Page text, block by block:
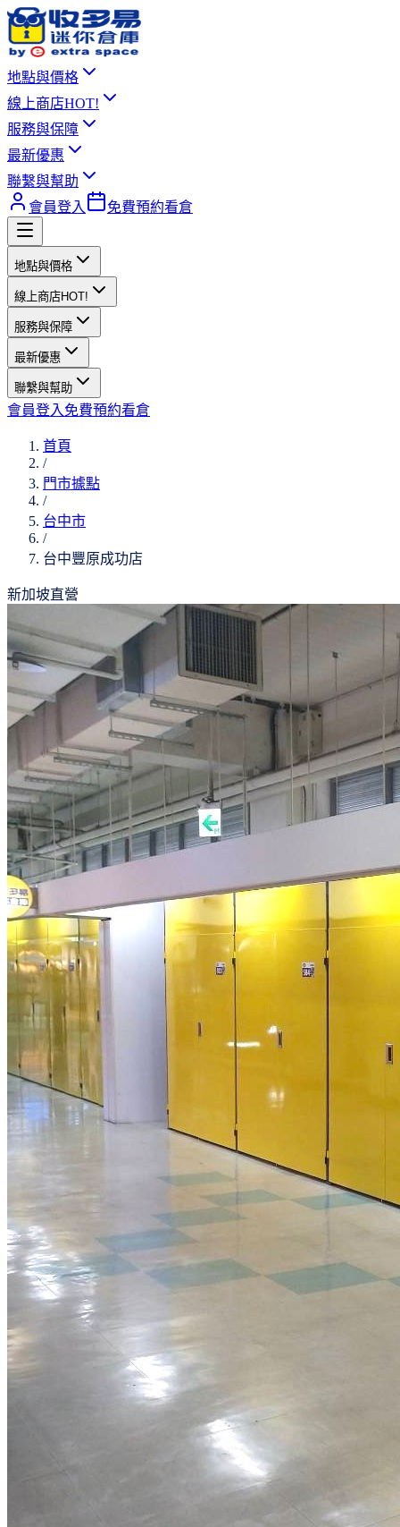
地點與價格
線上商店HOT!
服務與保障
最新優惠
聯繫與幫助
會員登入
免費預約看倉
地點與價格
線上商店HOT!
服務與保障
最新優惠
聯繫與幫助
會員登入 免費預約看倉
首頁
/
門市據點
/
台中市
/
台中豐原成功店
新加坡直營